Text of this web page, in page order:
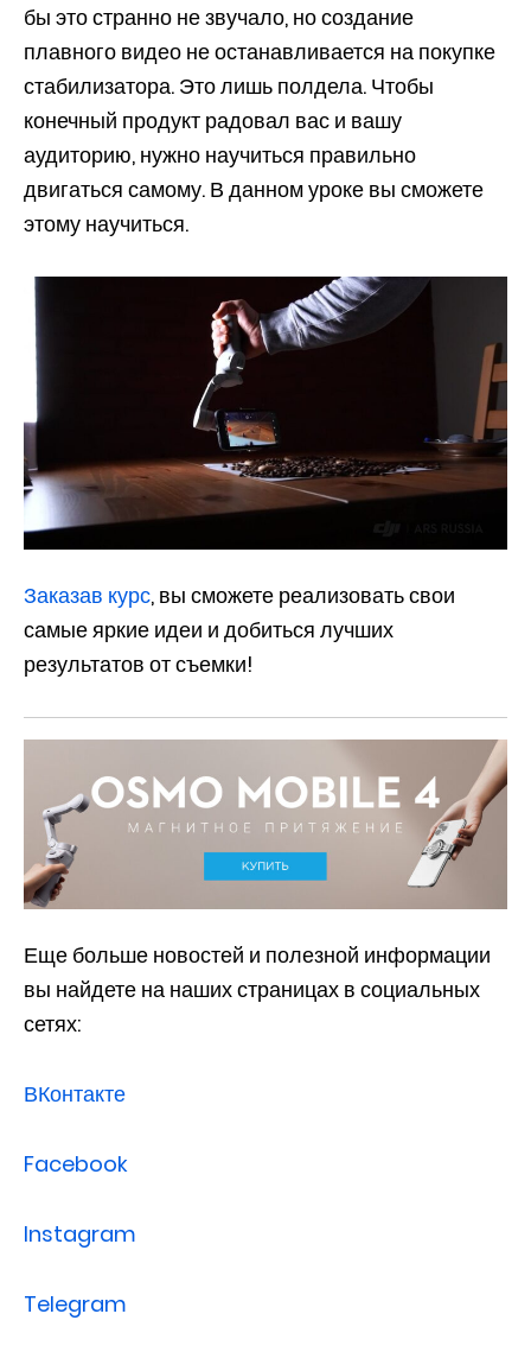
бы это странно не звучало, но создание
плавного видео не останавливается на покупке
стабилизатора. Это лишь полдела. Чтобы
конечный продукт радовал вас и вашу
аудиторию, нужно научиться правильно
двигаться самому. В данном уроке вы сможете
этому научиться.
Заказав курс, вы сможете реализовать свои
самые яркие идеи и добиться лучших
результатов от съемки!
Еще больше новостей и полезной информации
вы найдете на наших страницах в социальных
сетях:
ВКонтакте
Facebook
Instagram
Telegram